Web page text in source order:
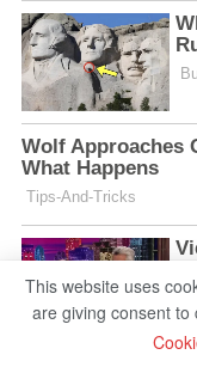
This website uses
are giving consent to